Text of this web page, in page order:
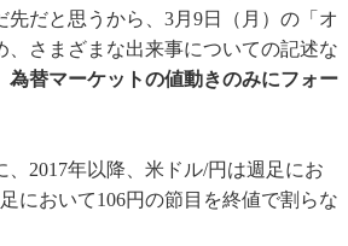
先だと思うから、3月9日（月）の「オ
、さまざまな出来事についての記述な
為替マーケットの値動きのみにフォー
2017年以降、米ドル/円は週足にお
において106円の節目を終値で割らな